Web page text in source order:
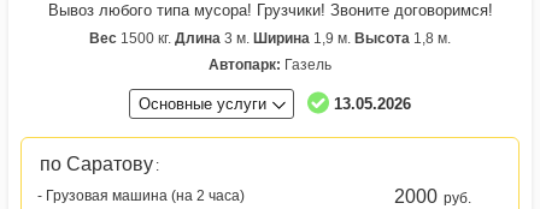
Вывоз любого типа мусора! Грузчики! Звоните договоримся!
Вес 1500 кг. Длина 3 м. Ширина 1,9 м. Высота 1,8 м.
Автопарк: Газель
Основные услуги 13.05.2026
по Саратову :
- Грузовая машина (на 2 часа)
2000 руб.